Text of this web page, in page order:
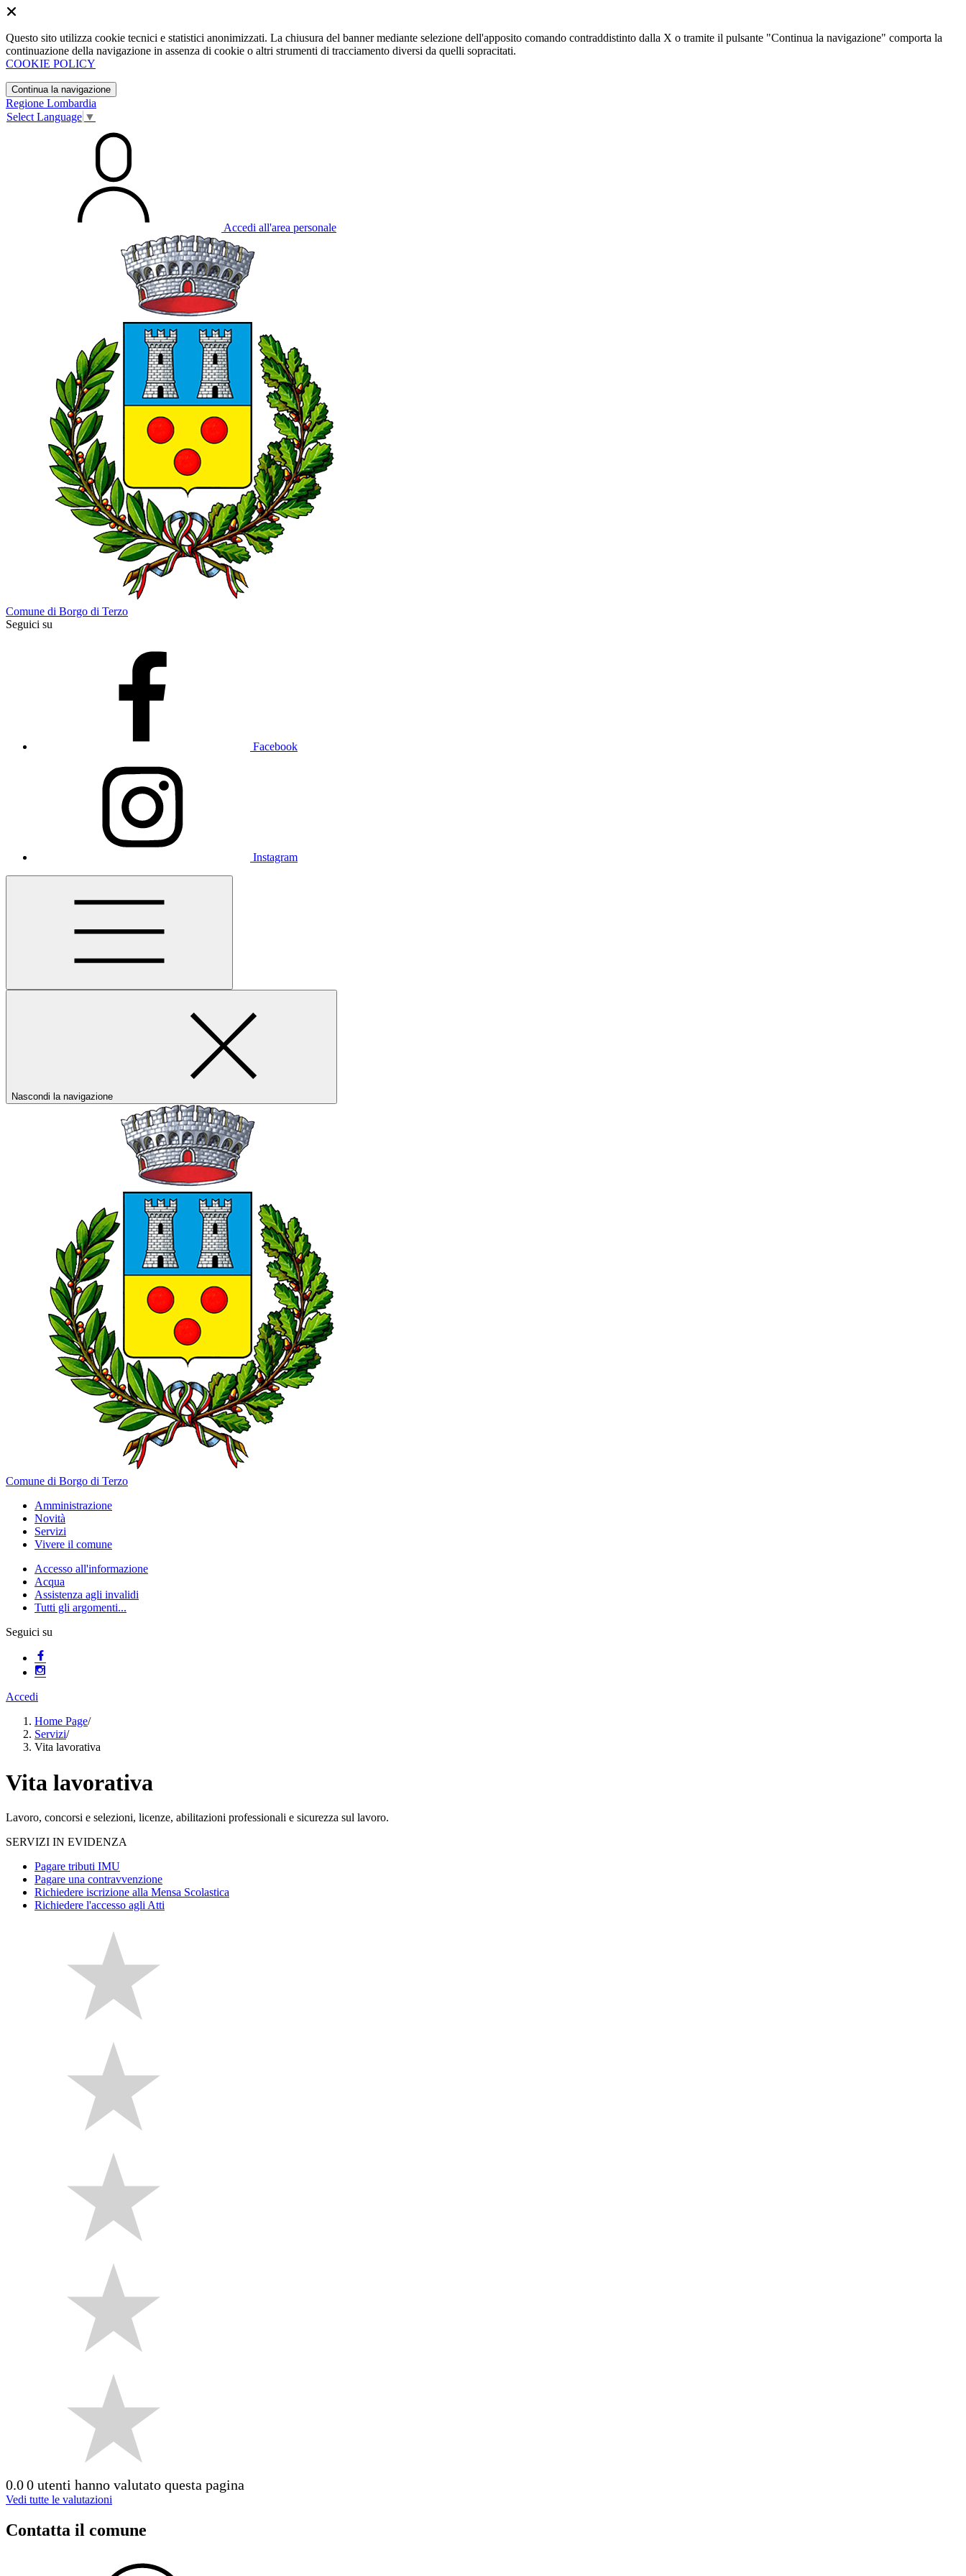
Questo sito utilizza cookie tecnici e statistici anonimizzati. La chiusura del banner mediante selezione dell'apposito comando contraddistinto dalla X o tramite il pulsante "Continua la navigazione" comporta la
continuazione della navigazione in assenza di cookie o altri strumenti di tracciamento diversi da quelli sopracitati.
COOKIE POLICY
Continua la navigazione
Regione Lombardia
Select Language ▼
Accedi all'area personale
Comune di Borgo di Terzo
Seguici su
Facebook
Instagram
Nascondi la navigazione
Comune di Borgo di Terzo
Amministrazione
Novità
Servizi
Vivere il comune
Accesso all'informazione
Acqua
Assistenza agli invalidi
Tutti gli argomenti...
Seguici su
Accedi
Home Page/
Servizi/
Vita lavorativa
Vita lavorativa
Lavoro, concorsi e selezioni, licenze, abilitazioni professionali e sicurezza sul lavoro.
SERVIZI IN EVIDENZA
Pagare tributi IMU
Pagare una contravvenzione
Richiedere iscrizione alla Mensa Scolastica
Richiedere l'accesso agli Atti
0.00 utenti hanno valutato questa pagina
Vedi tutte le valutazioni
Contatta il comune